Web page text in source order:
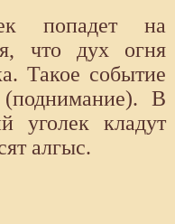
попадет на
что дух огня
Такое событие
В
уголек кладут
алгыс.